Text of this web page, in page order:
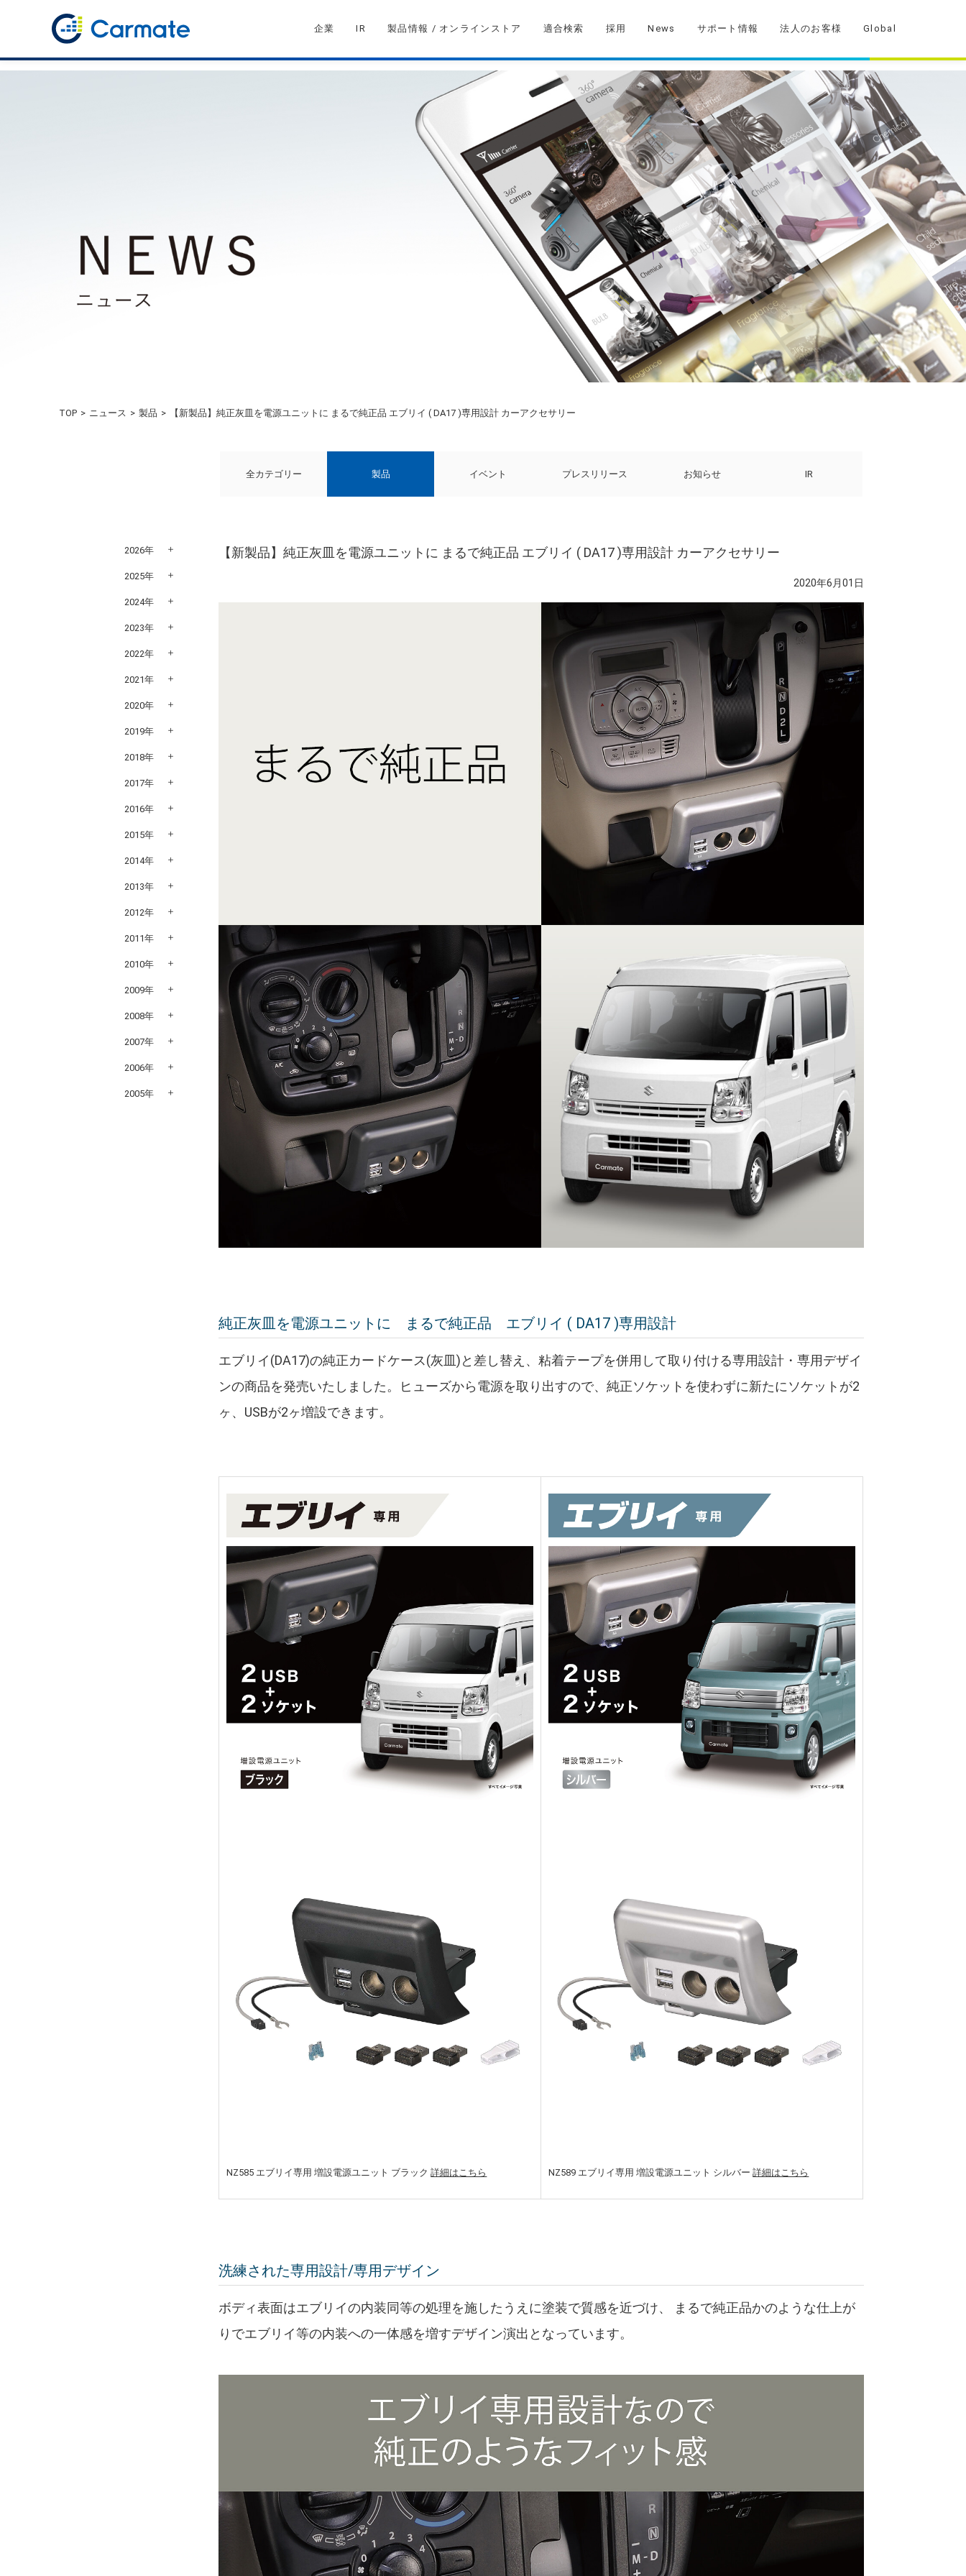
企業 IR 製品情報 / オンラインストア 適合検索 採用 News サポート情報 法人のお客様 Global
TOP ニュース 製品 【新製品】純正灰皿を電源ユニットに まるで純正品 エブリイ ( DA17 )専用設計 カーアクセサリー
全カテゴリー 製品 イベント プレスリリース お知らせ IR
【新製品】純正灰皿を電源ユニットに まるで純正品 エブリイ ( DA17 )専用設計 カーアクセサリー
2020年6月01日
純正灰皿を電源ユニットに まるで純正品 エブリイ ( DA17 )専用設計
エブリイ(DA17)の純正カードケース(灰皿)と差し替え、粘着テープを併用して取り付ける専用設計・専用デザイ
ンの商品を発売いたしました。ヒューズから電源を取り出すので、純正ソケットを使わずに新たにソケットが2
ヶ、USBが2ヶ増設できます。
NZ585 エブリイ専用 増設電源ユニット ブラック詳細はこちら NZ589 エブリイ専用 増設電源ユニット シルバー詳細はこちら
洗練された専用設計/専用デザイン
ボディ表面はエブリイの内装同等の処理を施したうえに塗装で質感を近づけ、 まるで純正品かのような仕上が
りでエブリイ等の内装への一体感を増すデザイン演出となっています。
2026年
2025年
2024年
2023年
2022年
2021年
2020年
2019年
2018年
2017年
2016年
2015年
2014年
2013年
2012年
2011年
2010年
2009年
2008年
2007年
2006年
2005年